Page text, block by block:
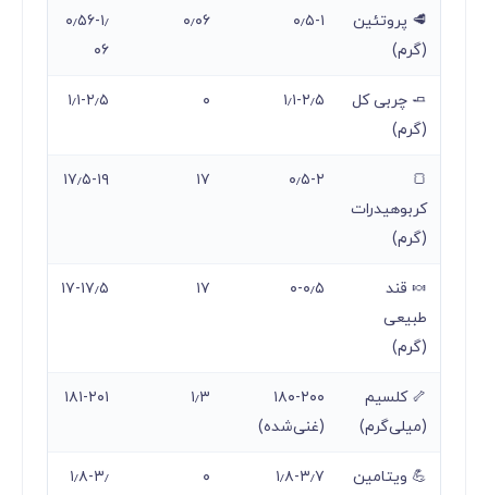
🥩 پروتئین
(گرم)
۰٫۵-۱ ۰٫۰۶
۰٫۵۶-۱٫
۰۶
🧈 چربی کل
(گرم)
۱٫۱-۲٫۵ ۰ ۱٫۱-۲٫۵
🍞
کربوهیدرات
(گرم)
۰٫۵-۲ ۱۷ ۱۷٫۵-۱۹
🍬 قند
طبیعی
(گرم)
۰-۰٫۵ ۱۷ ۱۷-۱۷٫۵
🦴 کلسیم
(میلی‌گرم)
۱۸۰-۲۰۰
(غنی‌شده)
۱٫۳ ۱۸۱-۲۰۱
💪 ویتامین
۱٫۸-۳٫۷
۰
۱٫۸-۳٫